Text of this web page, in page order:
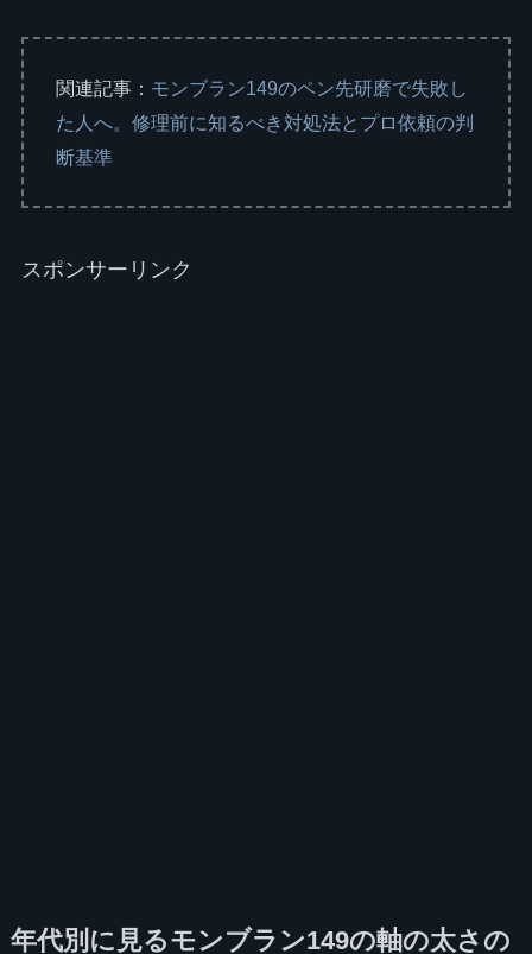
関連記事： モンブラン149のペン先研磨で失敗し
た人へ。修理前に知るべき対処法とプロ依頼の判
断基準
スポンサーリンク
年代別に見るモンブラン149の軸の太さの